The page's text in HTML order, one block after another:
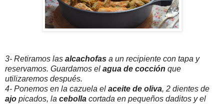
3- Retiramos las alcachofas a un recipiente con tapa y
reservamos. Guardamos el agua de cocción que
utilizaremos después.
4- Ponemos en la cazuela el aceite de oliva, 2 dientes de
ajo picados, la cebolla cortada en pequeños daditos y el